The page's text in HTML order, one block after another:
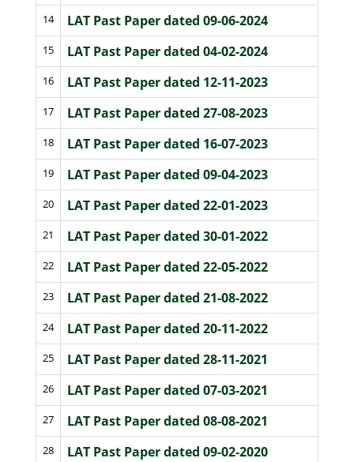
14 LAT Past Paper dated 09-06-2024
15 LAT Past Paper dated 04-02-2024
16 LAT Past Paper dated 12-11-2023
17 LAT Past Paper dated 27-08-2023
18 LAT Past Paper dated 16-07-2023
19 LAT Past Paper dated 09-04-2023
20 LAT Past Paper dated 22-01-2023
21 LAT Past Paper dated 30-01-2022
22 LAT Past Paper dated 22-05-2022
23 LAT Past Paper dated 21-08-2022
24 LAT Past Paper dated 20-11-2022
25 LAT Past Paper dated 28-11-2021
26 LAT Past Paper dated 07-03-2021
27 LAT Past Paper dated 08-08-2021
28 LAT Past Paper dated 09-02-2020